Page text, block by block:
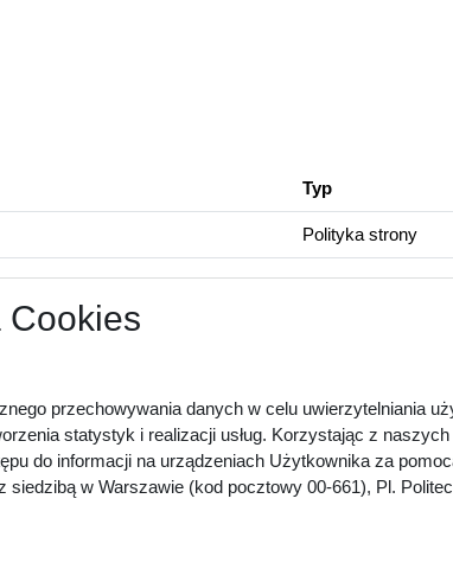
Typ
Polityka strony
Cookies
przechowywania danych w celu uwierzytelniania
statystyk i realizacji usług. Korzystając z
do informacji na urządzeniach Użytkownika za
w Warszawie (kod pocztowy 00-661), Pl.